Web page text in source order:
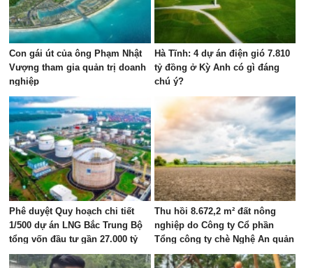
Con gái út của ông Phạm Nhật
Vượng tham gia quản trị doanh
nghiệp
Hà Tĩnh: 4 dự án điện gió 7.810
tỷ đồng ở Kỳ Anh có gì đáng
chú ý?
Phê duyệt Quy hoạch chi tiết
1/500 dự án LNG Bắc Trung Bộ
tổng vốn đầu tư gần 27.000 tỷ
đồng tại Hà Tĩnh
Thu hồi 8.672,2 m² đất nông
nghiệp do Công ty Cổ phần
Tổng công ty chè Nghệ An quản
lý